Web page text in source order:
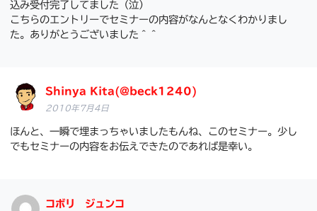
込み受付完了してました（泣）
こちらのエントリーでセミナーの内容がなんとなくわかりまし
た。ありがとうございました＾＾
Shinya Kita(@beck1240)
2010年7月4日
ほんと、一瞬で埋まっちゃいましたもんね、このセミナー。少し
でもセミナーの内容をお伝えできたのであれば是幸い。
コボリ ジュンコ